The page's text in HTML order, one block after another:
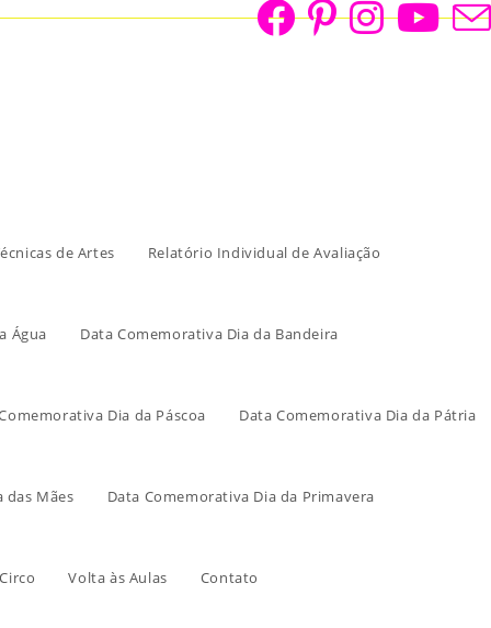
de Artes Relatório Individual de Avaliação
Água Data Comemorativa Dia da Bandeira
Dia da Páscoa Data Comemorativa Dia da Pátria
das Mães Data Comemorativa Dia da Primavera
Volta às Aulas Contato